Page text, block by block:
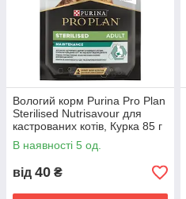
Вологий корм Purina Pro Plan
Sterilised Nutrisavour для
кастрованих котів, Курка 85 г
(7613036092852)
В наявності 5 од.
від 40 ₴